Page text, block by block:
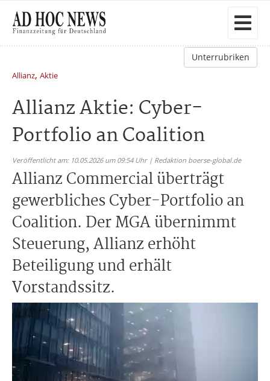
Unterrubriken
Allianz, Aktie
Allianz Aktie: Cyber-
Portfolio an Coalition
Veröffentlicht am: 10.05.2026 um 09:54 Uhr | Redaktion boerse-global.de
Allianz Commercial überträgt
gewerbliches Cyber-Portfolio an
Coalition. Der MGA übernimmt
Steuerung, Allianz erhöht
Beteiligung und erhält
Vorstandssitz.